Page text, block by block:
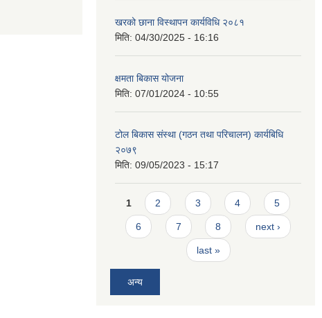
खरको छाना विस्थापन कार्यविधि २०८१
मिति: 04/30/2025 - 16:16
क्षमता बिकास योजना
मिति: 07/01/2024 - 10:55
टोल बिकास संस्था (गठन तथा परिचालन) कार्यबिधि
२०७९
मिति: 09/05/2023 - 15:17
Pages
1 2 3 4 5
6 7 8 next ›
last »
अन्य